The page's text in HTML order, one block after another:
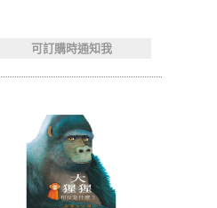
可訂購時通知我